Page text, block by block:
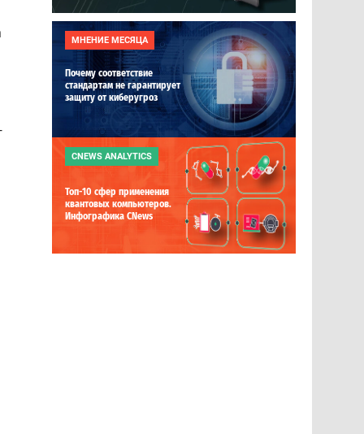
МНЕНИЕ МЕСЯЦА
Почему соответствие
стандартам не гарантирует
защиту от киберугроз
CNEWS ANALYTICS
Топ-10 сфер применения
квантовых компьютеров.
Инфографика CNews